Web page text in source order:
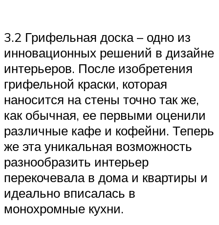
3.2 Грифельная доска – одно из
инновационных решений в дизайне
интерьеров. После изобретения
грифельной краски, которая
наносится на стены точно так же,
как обычная, ее первыми оценили
различные кафе и кофейни. Теперь
же эта уникальная возможность
разнообразить интерьер
перекочевала в дома и квартиры и
идеально вписалась в
монохромные кухни.